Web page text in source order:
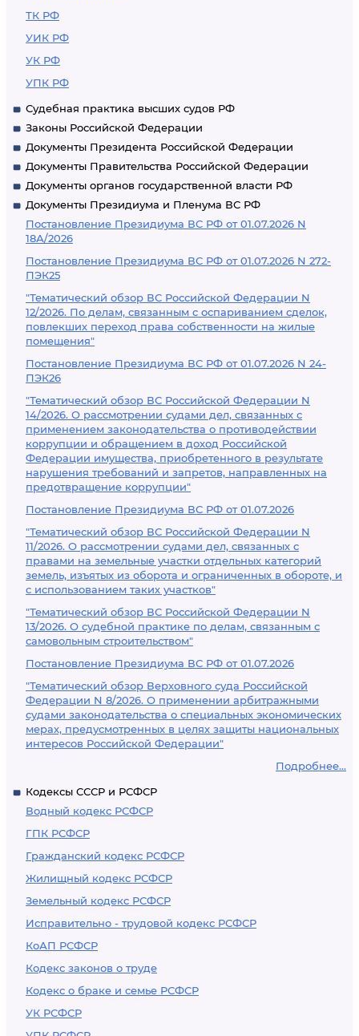
ТК РФ
УИК РФ
УК РФ
УПК РФ
Судебная практика высших судов РФ
Законы Российской Федерации
Документы Президента Российской Федерации
Документы Правительства Российской Федерации
Документы органов государственной власти РФ
Документы Президиума и Пленума ВС РФ
Постановление Президиума ВС РФ от 01.07.2026 N
18А/2026
Постановление Президиума ВС РФ от 01.07.2026 N 272-
ПЭК25
"Тематический обзор ВС Российской Федерации N
12/2026. По делам, связанным с оспариванием сделок,
повлекших переход права собственности на жилые
помещения"
Постановление Президиума ВС РФ от 01.07.2026 N 24-
ПЭК26
"Тематический обзор ВС Российской Федерации N
14/2026. О рассмотрении судами дел, связанных с
применением законодательства о противодействии
коррупции и обращением в доход Российской
Федерации имущества, приобретенного в результате
нарушения требований и запретов, направленных на
предотвращение коррупции"
Постановление Президиума ВС РФ от 01.07.2026
"Тематический обзор ВС Российской Федерации N
11/2026. О рассмотрении судами дел, связанных с
правами на земельные участки отдельных категорий
земель, изъятых из оборота и ограниченных в обороте, и
с использованием таких участков"
"Тематический обзор ВС Российской Федерации N
13/2026. О судебной практике по делам, связанным с
самовольным строительством"
Постановление Президиума ВС РФ от 01.07.2026
"Тематический обзор Верховного суда Российской
Федерации N 8/2026. О применении арбитражными
судами законодательства о специальных экономических
мерах, предусмотренных в целях защиты национальных
интересов Российской Федерации"
Подробнее...
Кодексы СССР и РСФСР
Водный кодекс РСФСР
ГПК РСФСР
Гражданский кодекс РСФСР
Жилищный кодекс РСФСР
Земельный кодекс РСФСР
Исправительно - трудовой кодекс РСФСР
КоАП РСФСР
Кодекс законов о труде
Кодекс о браке и семье РСФСР
УК РСФСР